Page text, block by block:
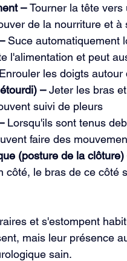
– Tourner la tête
de la nourriture et à
Suce automatiquement
l'alimentation et peut
les doigts autour
– Jeter les bras
suivi de pleurs
Lorsqu'ils sont tenus
faire des
(posture de la clôture)
côté, le bras de ce côté
et s'estompent
mais leur présence
sain.